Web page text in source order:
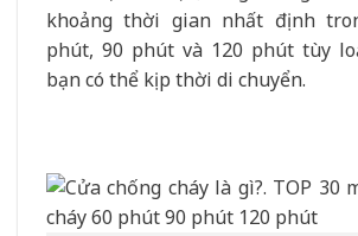
khoảng thời gian nhất định
phút, 90 phút và 120 phút tùy
bạn có thể kịp thời di chuyển.